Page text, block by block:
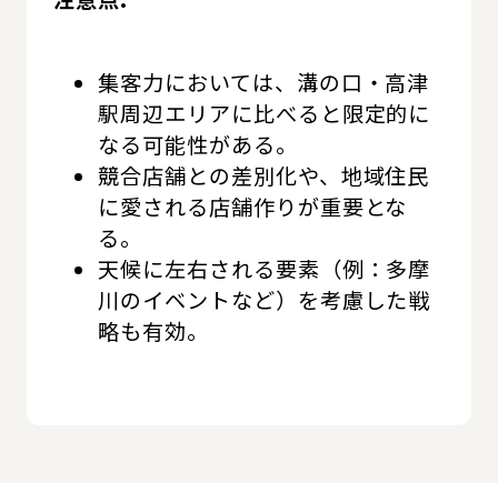
集客力においては、溝の口・高津
駅周辺エリアに比べると限定的に
なる可能性がある。
競合店舗との差別化や、地域住民
に愛される店舗作りが重要とな
る。
天候に左右される要素（例：多摩
川のイベントなど）を考慮した戦
略も有効。